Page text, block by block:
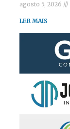
agosto 5, 2026
LER MAIS